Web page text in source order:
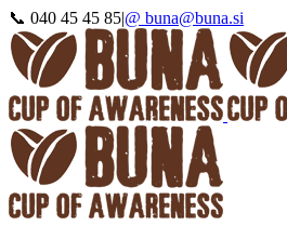
Preskoči
na
vsebino
📞 040 45 45 85|@ buna@buna.si
Facebook
Instagram
LinkedIn
YouTube